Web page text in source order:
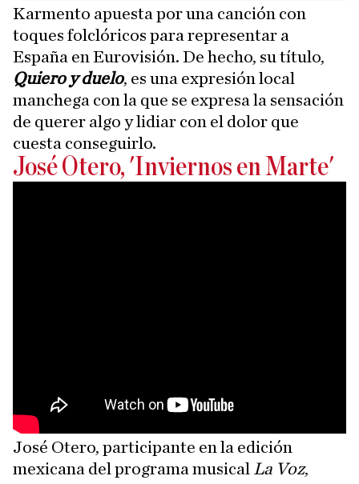
Karmento apuesta por una canción con
toques folclóricos para representar a
España en Eurovisión. De hecho, su título,
Quiero y duelo, es una expresión local
manchega con la que se expresa la sensación
de querer algo y lidiar con el dolor que
cuesta conseguirlo.
José Otero, 'Inviernos en Marte'
José Otero, participante en la edición
mexicana del programa musical La Voz,